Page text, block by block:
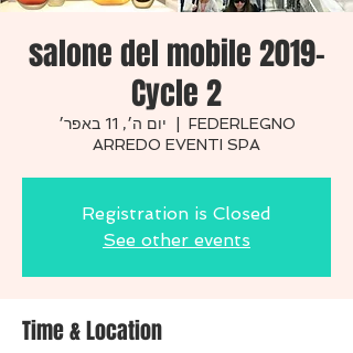
salone del mobile 2019-
Cycle 2
יום ה׳, 11 באפר׳
FEDERLEGNO
ARREDO EVENTI SPA
Registration is Closed
See other events
Time & Location